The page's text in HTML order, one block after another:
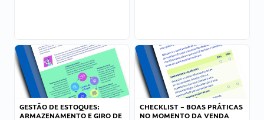
GESTÃO DE ESTOQUES:
ARMAZENAMENTO E GIRO DE
CHECKLIST – BOAS PRÁTICAS
NO MOMENTO DA VENDA